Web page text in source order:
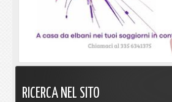
RICERCA NEL SITO